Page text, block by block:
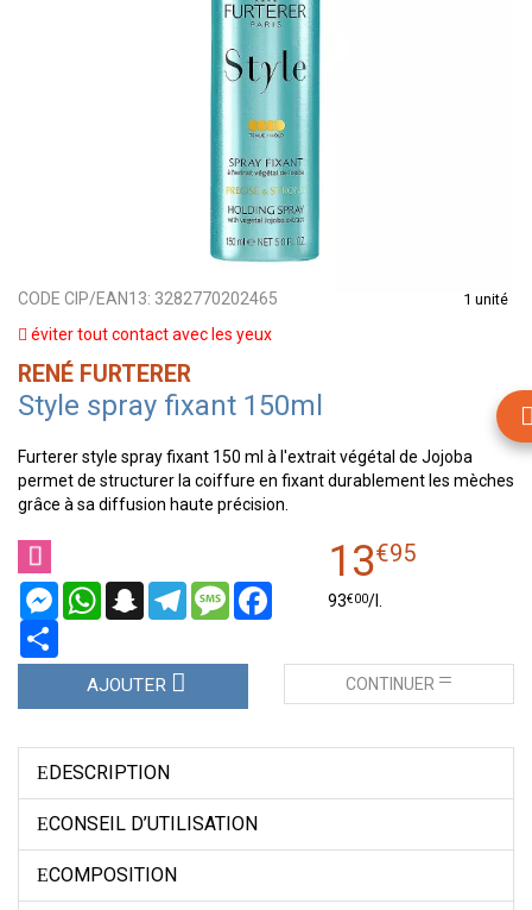
CODE CIP/EAN13: 3282770202465 1 unité
éviter tout contact avec les yeux
RENÉ FURTERER
Style spray fixant 150ml
Furterer style spray fixant 150 ml à l'extrait végétal de Jojoba
permet de structurer la coiffure en fixant durablement les mèches
grâce à sa diffusion haute précision.
MessengerWhatsAppSnapchatTelegramMessageFacebook
13€95
93€00/
AJOUTER CONTINUER
DESCRIPTION
CONSEIL D’UTILISATION
COMPOSITION